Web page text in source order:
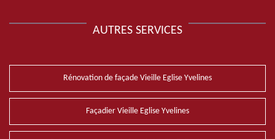
AUTRES SERVICES
Rénovation de façade Vieille Eglise Yvelines
Façadier Vieille Eglise Yvelines